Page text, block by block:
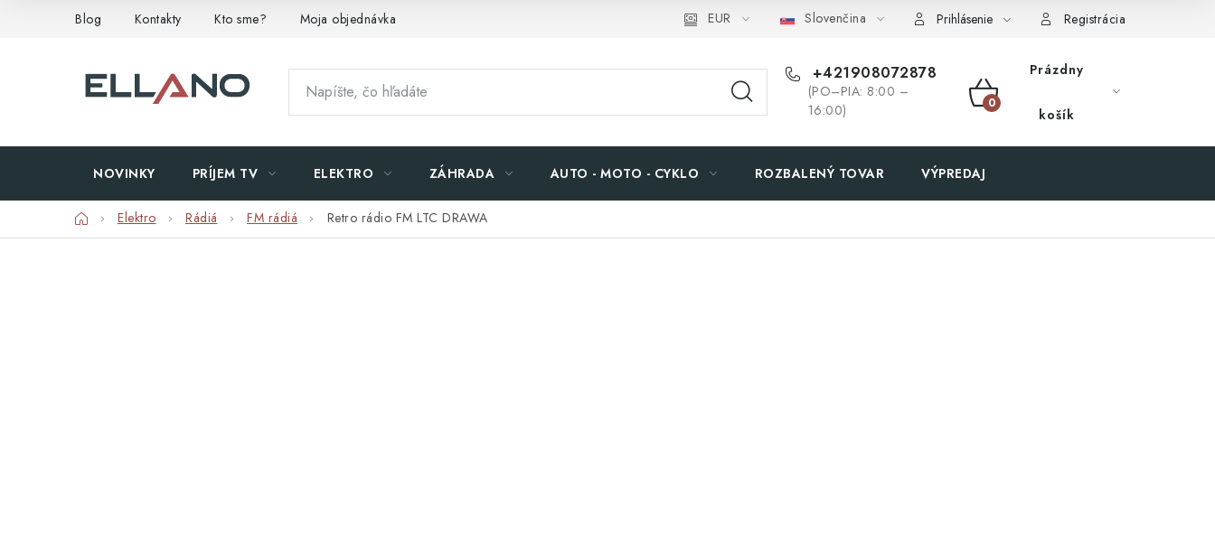
Blog Kontakty Kto sme? Moja objednávka EUR Slovenčina Prihlásenie Registrácia
+421908072878
(PO–PIA: 8:00 –
16:00)
NÁKUPNÝ
Prázdny
košík
NOVINKY PRÍJEM TV ELEKTRO ZÁHRADA AUTO - MOTO - CYKLO ROZBALENÝ TOVAR VÝPREDAJ
DomovElektro Rádiá FM rádiá Retro rádio FM LTC DRAWA